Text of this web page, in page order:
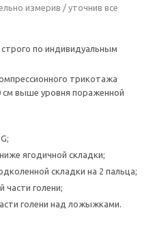
измерив / уточнив все
по индивидуальным
трикотажа
см выше уровня пораженной
ягодичной складки;
складки на 2 пальца;
части голени;
голени над ложыжками.